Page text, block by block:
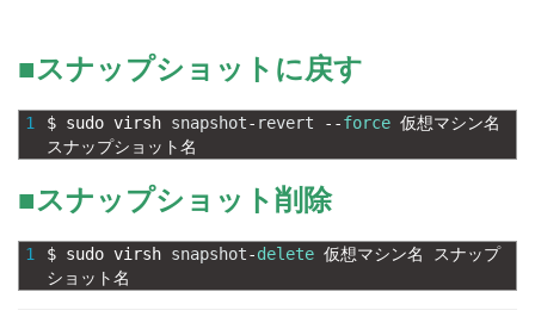
■スナップショットに戻す
1 $ sudo virsh snapshot- revert --force 仮想マシン名
スナップショット名
■スナップショット削除
1 $ sudo virsh snapshot-delete 仮想マシン名
スナップ
ショット名